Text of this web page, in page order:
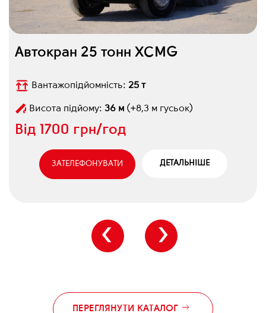
Автокран 25 тонн XCMG
Вантажопідйомність: 25 т
Висота підйому: 36 м (+8,3 м гусьок)
Від 1700 грн/год
ЗАТЕЛЕФОНУВАТИ ДЕТАЛЬНІШЕ
‹ ›
ПЕРЕГЛЯНУТИ КАТАЛОГ